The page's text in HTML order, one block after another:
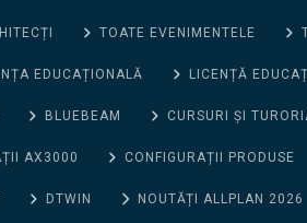
TOATE EVENIMENTELE
EDUCAȚIONALĂ LICENȚĂ
BLUEBEAM CURSURI ȘI
AX3000 CONFIGURAȚII PRODUSE
DTWIN NOUTĂȚI ALLPLAN 2026